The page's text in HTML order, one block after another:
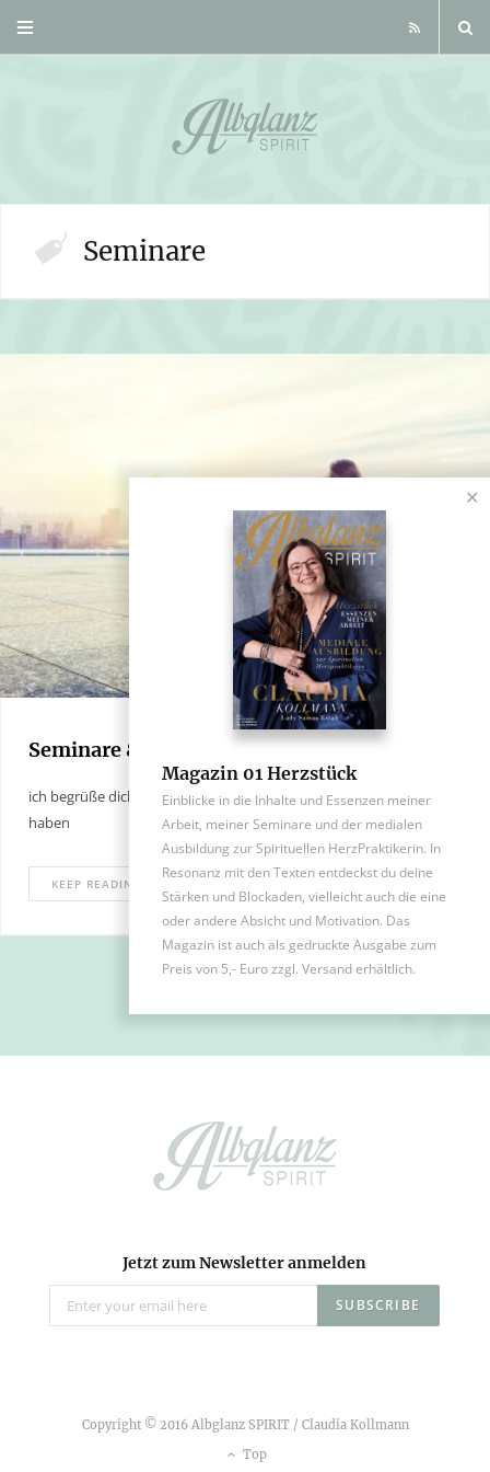
R
Seminare
Seminare & Spezielles
ich begrüße dich zu den Specials, die sich in meiner Arbeit ergeben
haben
KEEP READING
Jetzt zum Newsletter anmelden
Copyright © 2016 Albglanz SPIRIT / Claudia Kollmann
Top
✕
Magazin 01 Herzstück
Einblicke in die Inhalte und Essenzen meiner
Arbeit, meiner Seminare und der medialen
Ausbildung zur Spirituellen HerzPraktikerin. In
Resonanz mit den Texten entdeckst du deine
Stärken und Blockaden, vielleicht auch die eine
oder andere Absicht und Motivation. Das
Magazin ist auch als gedruckte Ausgabe zum
Preis von 5,- Euro zzgl. Versand erhältlich.